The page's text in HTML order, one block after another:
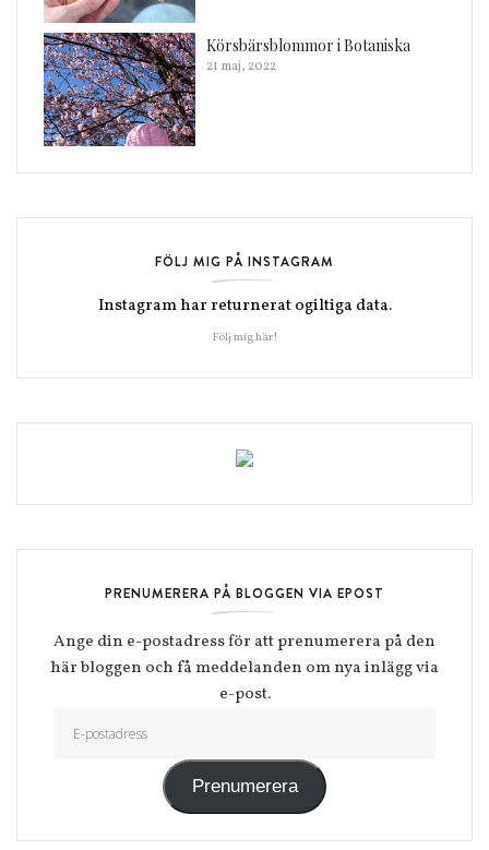
Körsbärsblommor i Botaniska
21 maj, 2022
FÖLJ MIG PÅ INSTAGRAM
Instagram har returnerat ogiltiga data.
Följ mig här!
PRENUMERERA PÅ BLOGGEN VIA EPOST
Ange din e-postadress för att prenumerera på den
här bloggen och få meddelanden om nya inlägg via
e-post.
Prenumerera